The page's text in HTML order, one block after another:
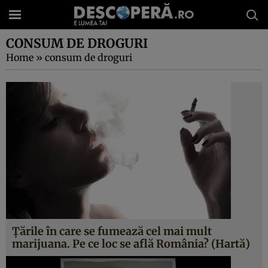
CONSUM DE DROGURI
Home » consum de droguri
Ţările în care se fumează cel mai mult
marijuana. Pe ce loc se află România? (Hartă)